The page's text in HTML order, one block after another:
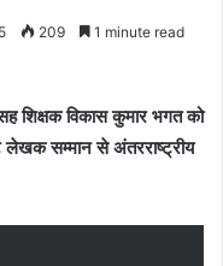
209 1 minute read
शिक्षक विकास कुमार भगत को
लेखक सम्मान से अंतरराष्ट्रीय